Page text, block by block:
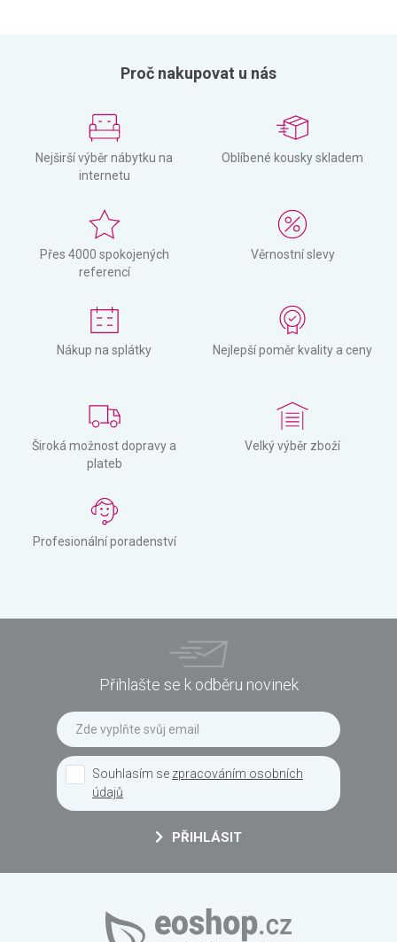
Proč nakupovat u nás
Nejširší výběr nábytku na
internetu
Oblíbené kousky skladem
Přes 4000 spokojených
referencí
Věrnostní slevy
Nákup na splátky Nejlepší poměr kvality a ceny
Široká možnost dopravy a
plateb
Velký výběr zboží
Profesionální poradenství
Přihlašte se k odběru novinek
Souhlasím se zpracováním osobních
údajů
PŘIHLÁSIT